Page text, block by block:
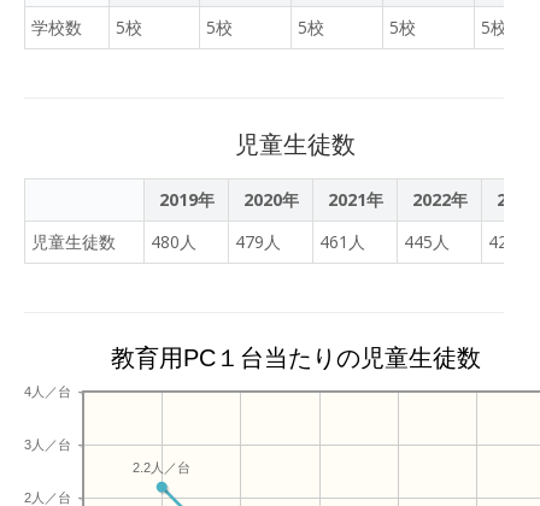
学校数
5校 5校 5校 5校 5校
児童生徒数
2019年 2020年 2021年 2022年
2023
児童生徒数
480人 479人 461人 445人 424人
教育用PC１台当たりの児童生徒数
2人／台
3人／台
4人／台
2.2人／台